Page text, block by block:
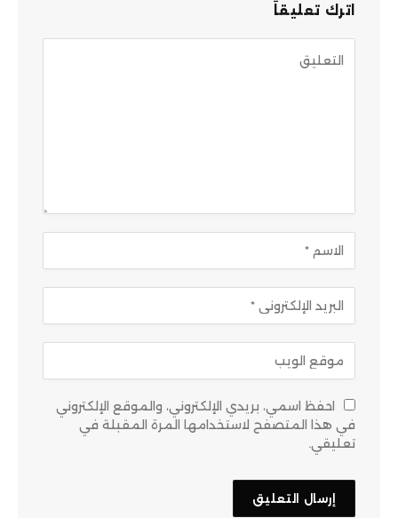
اترك تعليقاً
احفظ اسمي، بريدي الإلكتروني، والموقع الإلكتروني
في هذا المتصفح لاستخدامها المرة المقبلة في
تعليقي.